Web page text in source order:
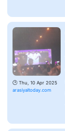
🕑 Thu, 10 Apr 2025
arasiyaltoday.com